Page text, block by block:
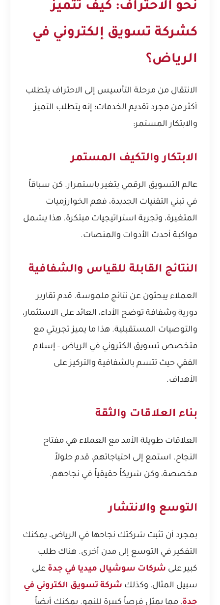
نحو الاحتراف: كيف تتميز
كشركة تسويق إلكتروني في
الرياض؟
الانتقال من مرحلة التأسيس إلى الاحتراف يتطلب
أكثر من مجرد تقديم الخدمات؛ إنه يتطلب التميز
والابتكار المستمر:
الابتكار والتكيف المستمر
عالم التسويق الرقمي يتغير باستمرار. كن سباقاً
في تبني التقنيات الجديدة، فهم الخوارزميات
المتغيرة، وتجربة استراتيجيات مبتكرة. هذا يشمل
مواكبة أحدث الأدوات والمنصات.
النتائج القابلة للقياس والشفافية
العملاء يبحثون عن نتائج ملموسة. قدم تقارير
دورية وشفافة توضح الأداء، العائد على الاستثمار،
والتوصيات المستقبلية. هذا ما يميزتجربتي مع
متخصص تسويق الكتروني في الرياض - إسلام
الفقي حيث تتسم بالشفافية والتركيز على
الأهداف.
بناء العلاقات والثقة
العلاقات طويلة الأمد مع العملاء هي مفتاح
النجاح. استمع إلى احتياجاتهم، قدم حلولاً
مخصصة، وكن شريكاً حقيقياً في نجاحهم.
التوسع والانتشار
بمجرد أن تثبت شركتك نجاحها في الرياض، يمكنك
التفكير في التوسع إلى مدن أخرى. هناك طلب
كبير على شركات سوشيال ميديا في جدة على
سبيل المثال، وكذلك شركة تسويق الكتروني في
جدة، مما يمثل فرصاً كبيرة للنمو. يمكنك أيضاً